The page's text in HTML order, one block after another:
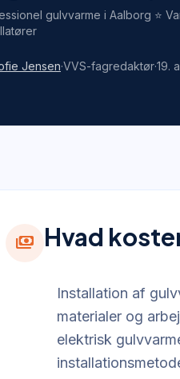
gulvvarme i Aalborg ⭐
Jensen·VVS-fagredaktør·19.
payments Hvad
Installation af
materialer og
elektrisk